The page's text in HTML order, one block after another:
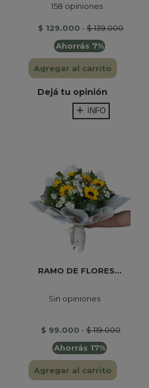
158 opiniones
$ 129.000 - $ 139.000
Ahorrás 7%
Agregar al carrito
Dejá tu opinión
INFO
RAMO DE FLORES...
Sin opiniones
$ 99.000 - $ 119.000
Ahorrás 17%
Agregar al carrito